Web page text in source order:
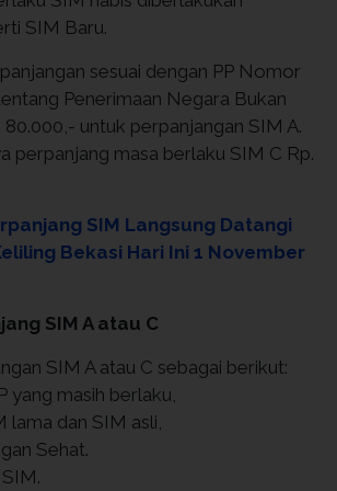
SIM Baru.
sesuai dengan PP Nomor
Penerimaan Negara Bukan
80.000,- untuk perpanjangan SIM A.
perpanjang masa berlaku SIM C Rp.
SIM Langsung Datangi
Bekasi Hari Ini 1 November
SIM A atau C
SIM A atau C sebagai berikut:
yang masih berlaku,
lama dan SIM asli,
Sehat.